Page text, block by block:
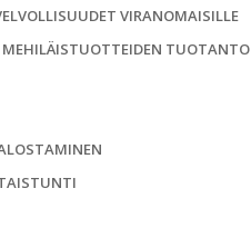
VIRANOMAISILLE
TUOTANTO